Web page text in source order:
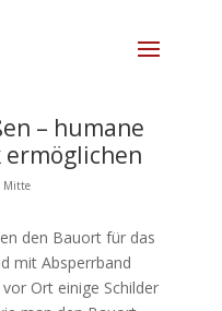
– humane
Mitte
den Bauort für das
mit Absperrband
Ort einige Schilder